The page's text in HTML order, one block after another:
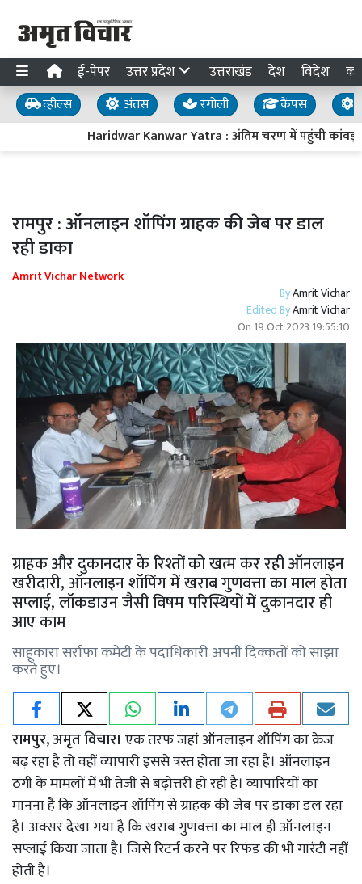
ई-पेपर उत्तर प्रदेश उत्तराखंड देश विदेश
व्हील्स अंतस रंगोली कैंपस
Haridwar Kanwar Yatra : अंतिम चरण में पहुंची कांवड़
रामपुर : ऑनलाइन शॉपिंग ग्राहक की जेब पर डाल
रही डाका
Amrit Vichar Network
ByAmrit Vichar
Edited ByAmrit Vichar
On 19 Oct 2023 19:55:10
ग्राहक और दुकानदार के रिश्तों को खत्म कर रही ऑनलाइन
खरीदारी, ऑनलाइन शॉपिंग में खराब गुणवत्ता का माल होता
सप्लाई, लॉकडाउन जैसी विषम परिस्थियों में दुकानदार ही
आए काम
साहूकारा सर्राफा कमेटी के पदाधिकारी अपनी दिक्कतों को साझा
करते हुए।
रामपुर, अमृत विचार। एक तरफ जहां ऑनलाइन शॉपिंग का क्रेज
बढ़ रहा है तो वहीं व्यापारी इससे त्रस्त होता जा रहा है। ऑनलाइन
ठगी के मामलों में भी तेजी से बढ़ोत्तरी हो रही है। व्यापारियों का
मानना है कि ऑनलाइन शॉपिंग से ग्राहक की जेब पर डाका डल रहा
है। अक्सर देखा गया है कि खराब गुणवत्ता का माल ही ऑनलाइन
सप्लाई किया जाता है। जिसे रिटर्न करने पर रिफंड की भी गारंटी नहीं
होती है।